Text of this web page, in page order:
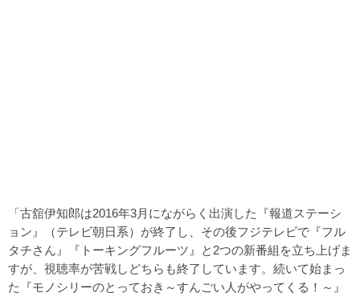
「古舘伊知郎は2016年3月にながらく出演した『報道ステーシ
ョン』（テレビ朝日系）が終了し、その後フジテレビで『フル
タチさん』『トーキングフルーツ』と2つの新番組を立ち上げま
すが、視聴率が苦戦しどちらも終了しています。続いて始まっ
た『モノシリーのとっておき～すんごい人がやってくる！～』